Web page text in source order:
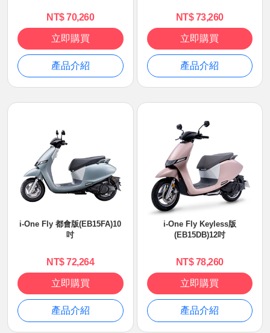
NT$ 70,260
立即購買
產品介紹
NT$ 73,260
立即購買
產品介紹
i-One Fly 都會版(EB15FA)10
吋
NT$ 72,264
立即購買
產品介紹
i-One Fly Keyless版
(EB15DB)12吋
NT$ 78,260
立即購買
產品介紹